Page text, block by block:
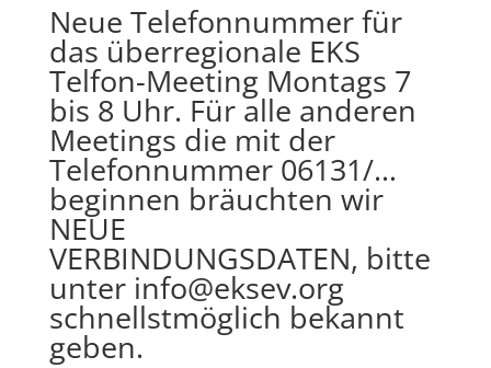
Neue Telefonnummer für
das überregionale EKS
Telfon-Meeting Montags 7
bis 8 Uhr. Für alle anderen
Meetings die mit der
Telefonnummer 06131/…
beginnen bräuchten wir
NEUE
VERBINDUNGSDATEN, bitte
unter info@eksev.org
schnellstmöglich bekannt
geben.